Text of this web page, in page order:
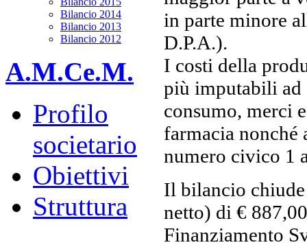
in parte minore
D.P.A.).
I costi della
più imputabili ad
consumo, merci
farmacia nonché
numero civico 1
Il bilancio
netto) di €
Finanziamento
Bilancio 2014
Bilancio 2013
Bilancio 2012
A.M.Ce.M.
Profilo
societario
Obiettivi
Struttura